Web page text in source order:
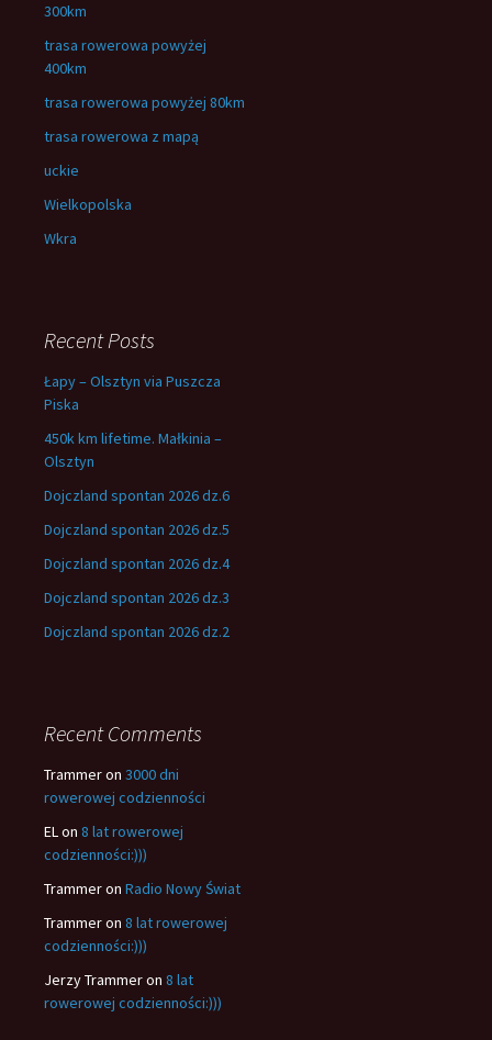
300km
trasa rowerowa powyżej
400km
trasa rowerowa powyżej 80km
trasa rowerowa z mapą
uckie
Wielkopolska
Wkra
Recent Posts
Łapy – Olsztyn via Puszcza
Piska
450k km lifetime. Małkinia –
Olsztyn
Dojczland spontan 2026 dz.6
Dojczland spontan 2026 dz.5
Dojczland spontan 2026 dz.4
Dojczland spontan 2026 dz.3
Dojczland spontan 2026 dz.2
Recent Comments
Trammeron 3000 dni
rowerowej codzienności
ELon 8 lat rowerowej
codzienności:)))
Trammeron Radio Nowy Świat
Trammeron 8 lat rowerowej
codzienności:)))
Jerzy Trammeron 8 lat
rowerowej codzienności:)))